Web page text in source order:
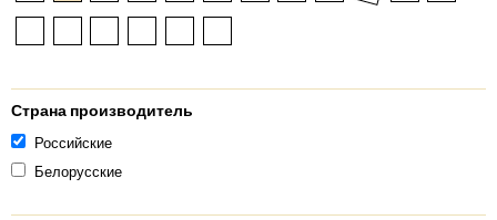
Страна производитель
Российские
Белорусские